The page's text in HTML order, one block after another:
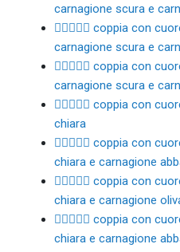
carnagione scura e
🧑🏿‍❤️‍🧑🏽 coppia con
carnagione scura e
🧑🏿‍❤️‍🧑🏾 coppia con
carnagione scura e
👩🏻‍❤️‍👨🏻 coppia con
chiara
👩🏻‍❤️‍👨🏼 coppia con
chiara e carnagione
👩🏻‍❤️‍👨🏽 coppia con
chiara e carnagione
👩🏻‍❤️‍👨🏾 coppia con
chiara e carnagione